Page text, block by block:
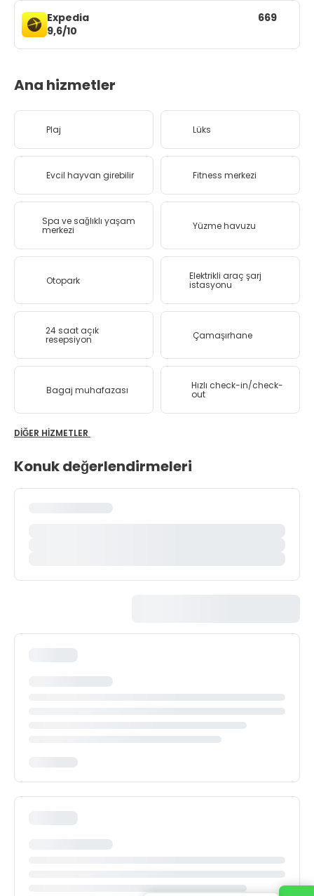
Expedia
9,6/10
669
Ana hizmetler
Plaj Lüks
Evcil hayvan girebilir Fitness merkezi
Spa ve sağlıklı yaşam
merkezi Yüzme havuzu
Otopark Elektrikli araç şarj
istasyonu
24 saat açık
resepsiyon Çamaşırhane
Bagaj muhafazası Hızlı check-in/check-
out
DIĞER HIZMETLER
Konuk değerlendirmeleri